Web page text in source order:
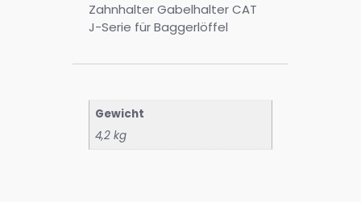
Zahnhalter Gabelhalter CAT
J-Serie für Baggerlöffel
Gewicht
4,2 kg